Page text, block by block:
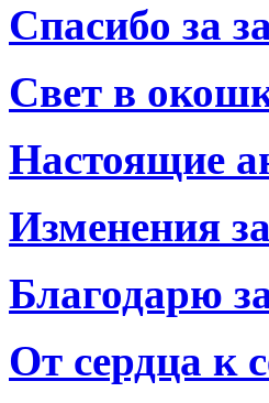
Спасибо за
Свет в
Настоящие
Изменения
Благодарю
От сердца к